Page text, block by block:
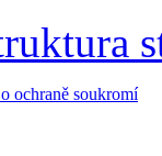
ochraně soukromí